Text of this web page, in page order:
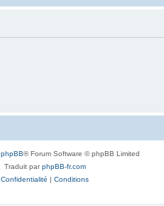
phpBB® Forum Software © phpBB Limited
Traduit parphpBB-fr.com
Confidentialité | Conditions